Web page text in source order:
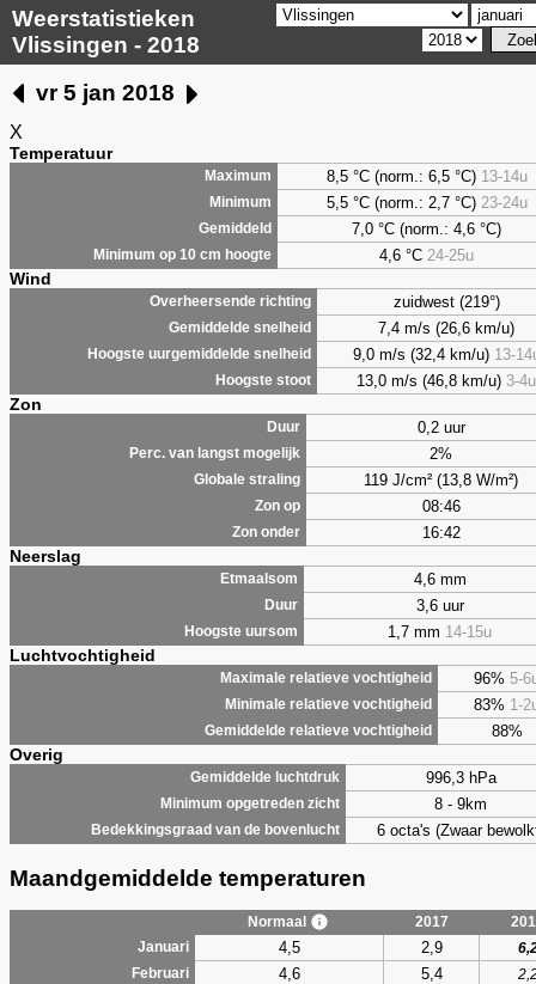
Weerstatistieken
Vlissingen - 2018
vr 5 jan 2018
X
Temperatuur
Maximum 8,5 °C (norm.: 6,5 °C) 13-14u
Minimum 5,5 °C (norm.: 2,7 °C) 23-24u
Gemiddeld 7,0 °C (norm.: 4,6 °C)
Minimum op 10 cm hoogte 4,6 °C 24-25u
Wind
Overheersende richting zuidwest (219°)
Gemiddelde snelheid 7,4 m/s (26,6 km/u)
Hoogste uurgemiddelde snelheid 9,0 m/s (32,4 km/u) 13-
Hoogste stoot 13,0 m/s (46,8 km/u) 3-4u
Zon
Duur 0,2 uur
Perc. van langst mogelijk 2%
Globale straling 119 J/cm² (13,8 W/m²)
Zon op 08:46
Zon onder 16:42
Neerslag
Etmaalsom 4,6 mm
Duur 3,6 uur
Hoogste uursom 1,7 mm 14-15u
Luchtvochtigheid
Maximale relatieve vochtigheid 96% 5-
Minimale relatieve vochtigheid 83% 1-
Gemiddelde relatieve vochtigheid 88%
Overig
Gemiddelde luchtdruk 996,3 hPa
Minimum opgetreden zicht 8 - 9km
Bedekkingsgraad van de bovenlucht 6 octa's (Zwaar
Maandgemiddelde temperaturen
Normaal 2017
Januari
4,5 2,9
Februari
4,6 5,4